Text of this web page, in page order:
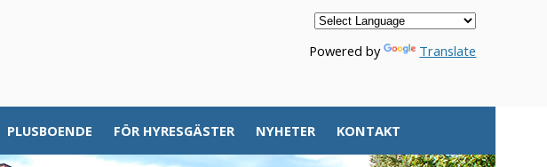
Powered by Translate
PLUSBOENDE FÖR HYRESGÄSTER NYHETER KONTAKT